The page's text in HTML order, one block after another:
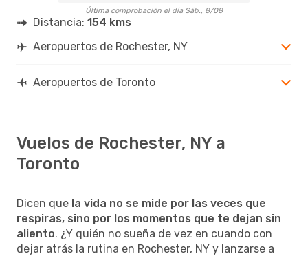
Última comprobación el día Sáb., 8/08
Distancia: 154 kms
Aeropuertos de Rochester, NY
Aeropuertos de Toronto
Vuelos de Rochester, NY a
Toronto
Dicen que la vida no se mide por las veces que
respiras, sino por los momentos que te dejan sin
aliento. ¿Y quién no sueña de vez en cuando con
dejar atrás la rutina en Rochester, NY y lanzarse a